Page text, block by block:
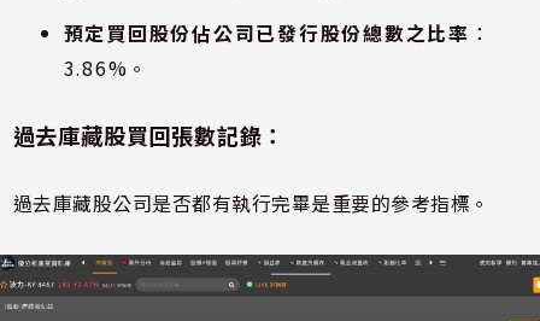
預定買回股份佔公司已發行股份總數之比率 ：
3.86%。
過去庫藏股買回張數記錄：
過去庫藏股公司是否都有執行完畢是重要的參考指標。